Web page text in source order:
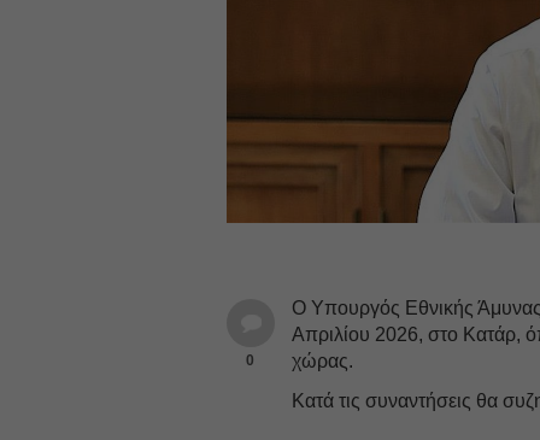
0
Ο Υπουργός Εθνικής
Απριλίου 2026, στο Κατάρ,
χώρας.
Κατά τις συναντήσεις θα